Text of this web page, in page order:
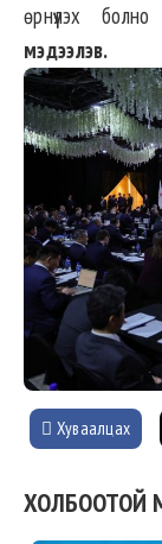
өрнүүлэх болно
мэдээлэв.
Хуваалцах
ХОЛБООТОЙ